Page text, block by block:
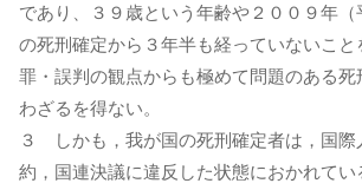
であり、３９歳という年齢や２００９年（
の死刑確定から３年半も経っていないこと
罪・誤判の観点からも極めて問題のある
わざるを得ない。
３ しかも，我が国の死刑確定者は，国際
約，国連決議に違反した状態におかれてい